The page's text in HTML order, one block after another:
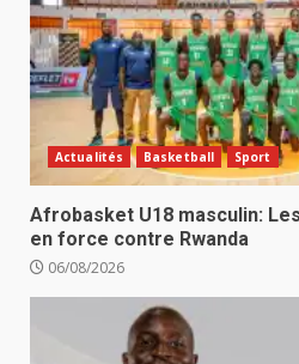
Actualités Basketball Sport
Afrobasket U18 masculin:
en force contre Rwanda
06/08/2026